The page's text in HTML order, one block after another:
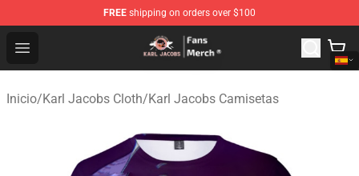
FREE shipping on orders over $100
Open menu
Karl Jacobs Store - Official Karl Jacobs Merchandise
Inicio/Karl Jacobs Cloth/Karl Jacobs Camisetas